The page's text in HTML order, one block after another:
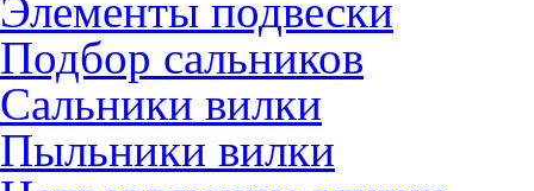
Элементы подвески
Подбор сальников
Сальники вилки
Пыльники вилки